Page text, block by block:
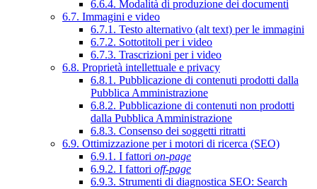
6.6.4. Modalità di produzione dei documenti
6.7. Immagini e video
6.7.1. Testo alternativo (alt text) per le immagini
6.7.2. Sottotitoli per i video
6.7.3. Trascrizioni per i video
6.8. Proprietà intellettuale e privacy
6.8.1. Pubblicazione di contenuti prodotti dalla
Pubblica Amministrazione
6.8.2. Pubblicazione di contenuti non prodotti
dalla Pubblica Amministrazione
6.8.3. Consenso dei soggetti ritratti
6.9. Ottimizzazione per i motori di ricerca (SEO)
6.9.1. I fattori on-page
6.9.2. I fattori off-page
6.9.3. Strumenti di diagnostica SEO: Search